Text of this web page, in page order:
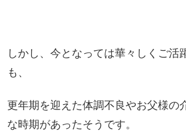
しかし、今となっては華々しくご活
も、
更年期を迎えた体調不良やお父様の
な時期があったそうです。